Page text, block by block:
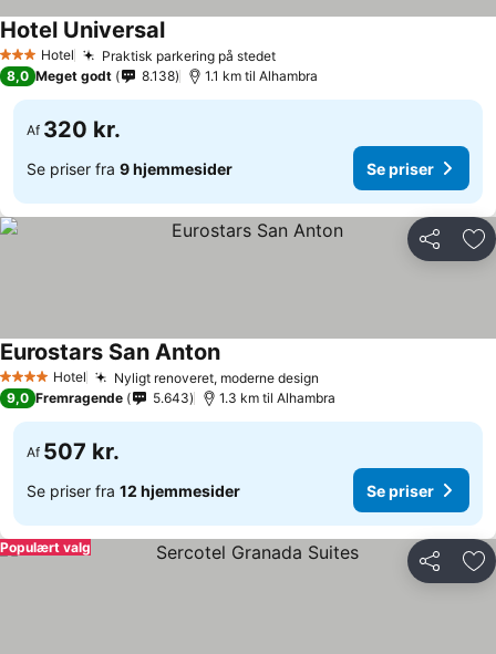
3 StjernerHotel Praktisk parkering på stedetSe priser
Hotel UniversalSe priser
8,0 Meget godt 8.138 1.1 km til Alhambra
Af 320 kr.
Se priser fra 9 hjemmesider Se priser
Del
4 StjernerHotel Nyligt renoveret, moderne design
Eurostars San AntonSe priser
9,0 Fremragende 5.643 1.3 km til Alhambra
Af 507 kr.
Se priser fra 12 hjemmesider Se priser
Del
Populært valg